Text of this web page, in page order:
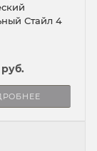
Стайл 4